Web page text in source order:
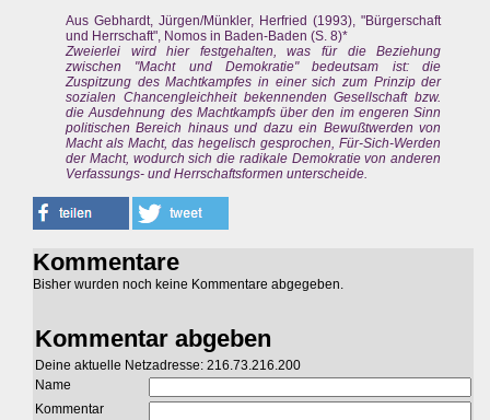
Aus Gebhardt, Jürgen/Münkler, Herfried (1993), "Bürgerschaft
und Herrschaft", Nomos in Baden-Baden (S. 8)*
Zweierlei wird hier festgehalten, was für die Beziehung
zwischen "Macht und Demokratie" bedeutsam ist: die
Zuspitzung des Machtkampfes in einer sich zum Prinzip der
sozialen Chancengleichheit bekennenden Gesellschaft bzw.
die Ausdehnung des Machtkampfs über den im engeren Sinn
politischen Bereich hinaus und dazu ein Bewußtwerden von
Macht als Macht, das hegelisch gesprochen, Für-Sich-Werden
der Macht, wodurch sich die radikale Demokratie von anderen
Verfassungs- und Herrschaftsformen unterscheide.
Kommentare
Bisher wurden noch keine Kommentare abgegeben.
Kommentar abgeben
Deine aktuelle Netzadresse: 216.73.216.200
Name
Kommentar